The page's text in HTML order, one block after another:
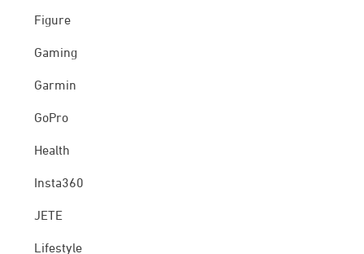
Figure
Gaming
Garmin
GoPro
Health
Insta360
JETE
Lifestyle